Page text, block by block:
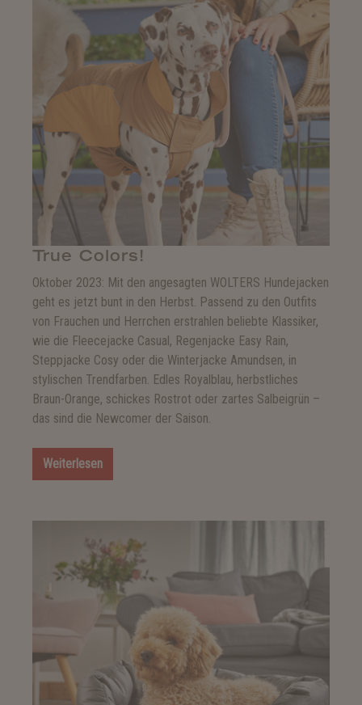
True Colors!
Oktober 2023: Mit den angesagten WOLTERS Hundejacken
geht es jetzt bunt in den Herbst. Passend zu den Outfits
von Frauchen und Herrchen erstrahlen beliebte Klassiker,
wie die Fleecejacke Casual, Regenjacke Easy Rain,
Steppjacke Cosy oder die Winterjacke Amundsen, in
stylischen Trendfarben. Edles Royalblau, herbstliches
Braun-Orange, schickes Rostrot oder zartes Salbeigrün –
das sind die Newcomer der Saison.
Weiterlesen